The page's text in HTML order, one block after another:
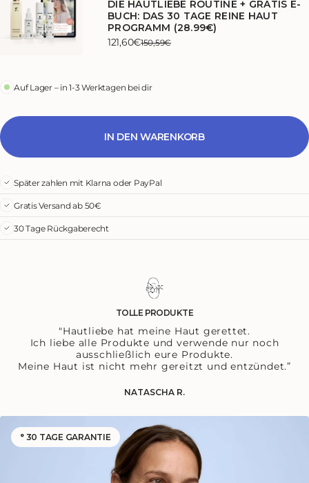
DIE HAUTLIEBE ROUTINE + GRATIS E-
BUCH: DAS 30 TAGE REINE HAUT
PROGRAMM (28.99€)
121,60€150,59€
Auf Lager – in 1-3 Werktagen bei dir
IN DEN WARENKORB
Später zahlen mit Klarna oder PayPal
Gratis Versand ab 50€
30 Tage Rückgaberecht
TOLLE PRODUKTE
"Hautliebe hat meine Haut gerettet.
Ich liebe alle Produkte und verwende nur noch
ausschließlich eure Produkte.
Meine Haut ist nicht mehr gereitzt und entzündet.”
NATASCHA R.
° 30 TAGE GARANTIE